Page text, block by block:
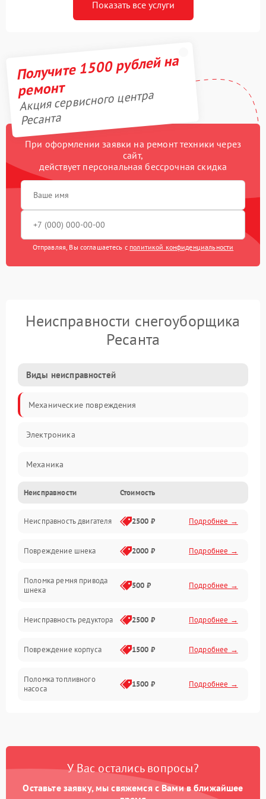
Показать все услуги
Получите 1500 рублей на
ремонт
Акция сервисного центра
Ресанта
При оформлении заявки на ремонт техники через
сайт,
действует персональная бессрочная скидка
Отправляя, Вы соглашаетесь с политикой конфиденциальности
Неисправности снегоуборщика
Ресанта
Виды неисправностей
Механические повреждения
Электроника
Механика
Трансмиссия
Электропитание
Двигатель
Неисправности Стоимость
Неисправность двигателя 2500 ₽ Подробнее →
Повреждение шнека 2000 ₽ Подробнее →
Поломка ремня привода
шнека
500 ₽ Подробнее →
Неисправность редуктора 2500 ₽ Подробнее →
Повреждение корпуса 1500 ₽ Подробнее →
Поломка топливного
насоса
1500 ₽ Подробнее →
карбюратора
Подробнее →
У Вас остались вопросы?
Оставьте заявку, мы свяжемся с Вами в ближайшее